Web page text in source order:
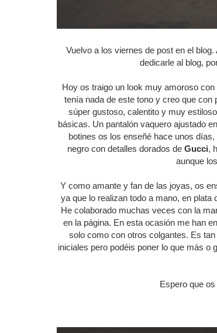
Vuelvo a los viernes de post en el
dedicarle al blog,
Hoy os traigo un look muy amoroso
tenía nada de este tono y creo que
súper gustoso, calentito y muy
básicas. Un pantalón vaquero ajustado
botines os los enseñé hace unos
negro con detalles dorados deGucci,
aunque
Y como amante y fan de las joyas, os
ya que lo realizan todo a mano, en
He colaborado muchas veces con la
en la página. En esta ocasión me han
solo como con otros colgantes. Es
iniciales pero podéis poner lo que más o
Espero que